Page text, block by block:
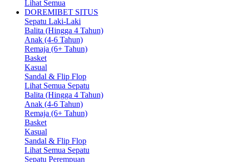
Lihat Semua
DOREMIBET SITUS
Sepatu Laki-Laki
Balita (Hingga 4 Tahun)
Anak (4-6 Tahun)
Remaja (6+ Tahun)
Basket
Kasual
Sandal & Flip Flop
Lihat Semua Sepatu
Balita (Hingga 4 Tahun)
Anak (4-6 Tahun)
Remaja (6+ Tahun)
Basket
Kasual
Sandal & Flip Flop
Lihat Semua Sepatu
Sepatu Perempuan